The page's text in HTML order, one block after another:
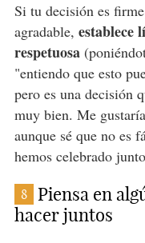
Si tu decisión es
agradable, establece
respetuosa
"entiendo que esto
pero es una decisión
muy bien. Me
aunque sé que no es
hemos celebrado
8
Piensa en
hacer juntos